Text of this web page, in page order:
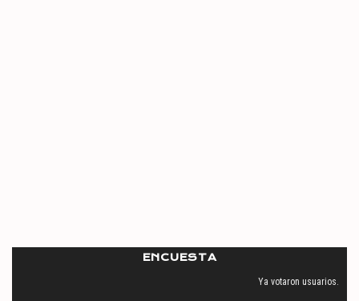
ENCUESTA
Ya votaron usuarios.